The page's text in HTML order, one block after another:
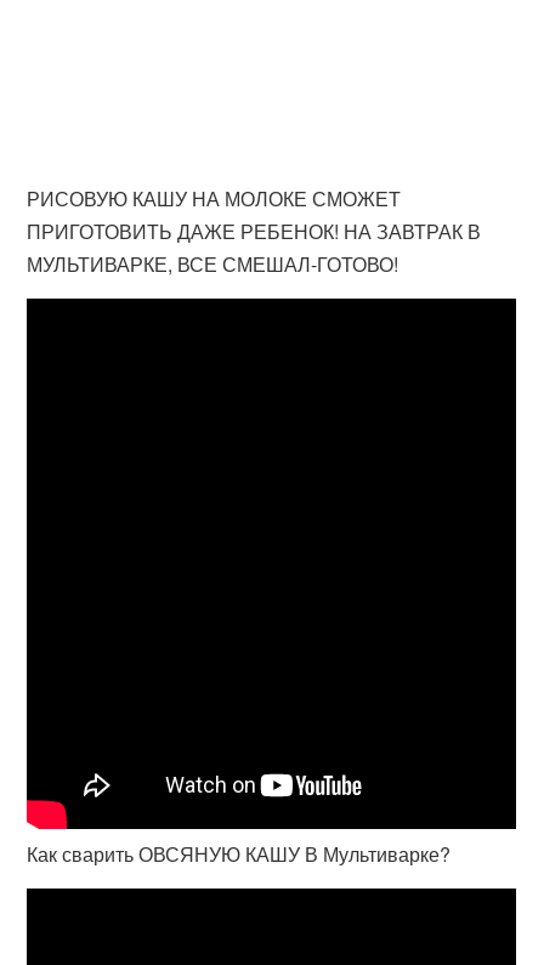
РИСОВУЮ КАШУ НА МОЛОКЕ СМОЖЕТ
ПРИГОТОВИТЬ ДАЖЕ РЕБЕНОК! НА ЗАВТРАК В
МУЛЬТИВАРКЕ, ВСЕ СМЕШАЛ-ГОТОВО!
Как сварить ОВСЯНУЮ КАШУ В Мультиварке?